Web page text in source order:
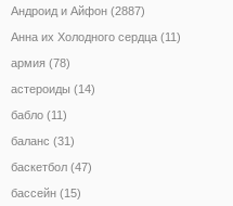
Андроид и Айфон (2887)
Анна их Холодного сердца (11)
армия (78)
астероиды (14)
бабло (11)
баланс (31)
баскетбол (47)
бассейн (15)